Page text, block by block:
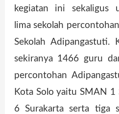
kegiatan ini sekaligus
lima sekolah
Sekolah Adipangastuti.
sekiranya 1466 guru
percontohan
Kota Solo yaitu SMAN 1
6 Surakarta serta tiga